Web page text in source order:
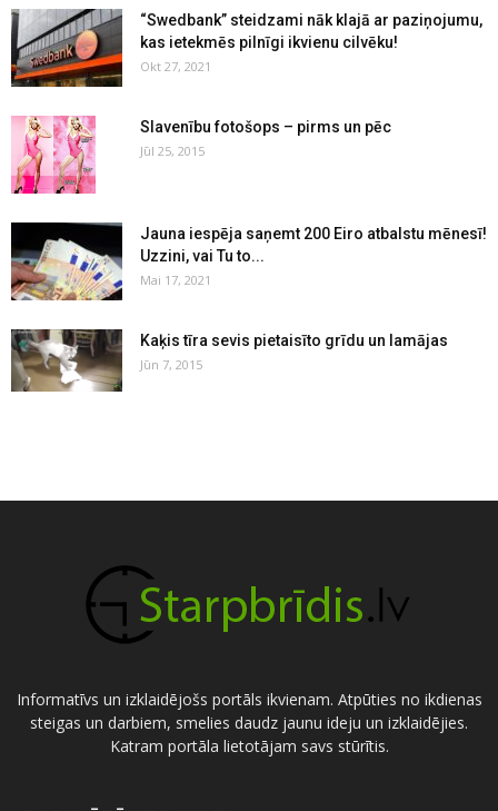
“Swedbank” steidzami nāk klajā ar paziņojumu,
kas ietekmēs pilnīgi ikvienu cilvēku!
Okt 27, 2021
Slavenību fotošops – pirms un pēc
Jūl 25, 2015
Jauna iespēja saņemt 200 Eiro atbalstu mēnesī!
Uzzini, vai Tu to...
Mai 17, 2021
Kaķis tīra sevis pietaisīto grīdu un lamājas
Jūn 7, 2015
Informatīvs un izklaidējošs portāls ikvienam. Atpūties no ikdienas
steigas un darbiem, smelies daudz jaunu ideju un izklaidējies.
Katram portāla lietotājam savs stūrītis.